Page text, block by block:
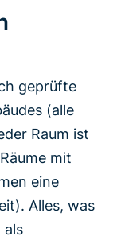
geprüfte
(alle
Raum ist
mit
eine
Alles, was
als